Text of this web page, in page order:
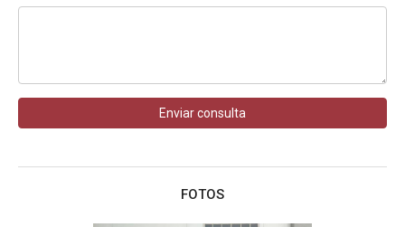
Enviar consulta
FOTOS